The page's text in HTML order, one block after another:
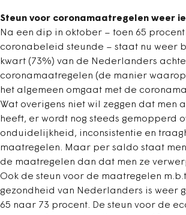
Steun voor coronamaatregelen weer
Na een dip in oktober – toen 65
coronabeleid steunde – staat nu weer
kwart (73%) van de Nederlanders
coronamaatregelen (de manier
het algemeen omgaat met de
Wat overigens niet wil zeggen dat men
heeft, er wordt nog steeds gemopperd
onduidelijkheid, inconsistentie en
maatregelen. Maar per saldo staat
de maatregelen dan dat men ze
Ook de steun voor de maatregelen
gezondheid van Nederlanders is weer
65 naar 73 procent. De steun voor de